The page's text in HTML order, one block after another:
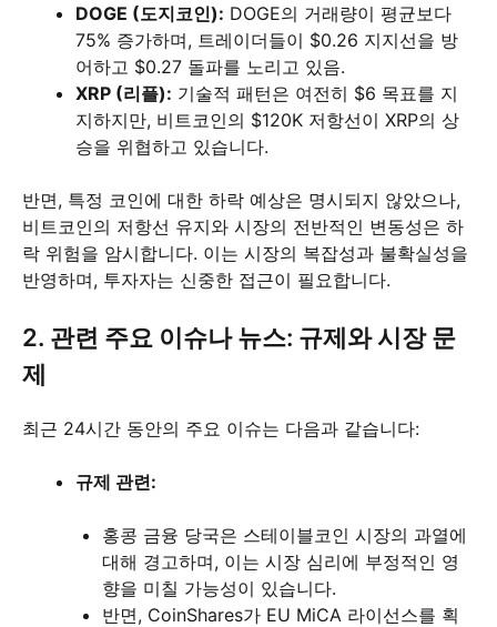
DOGE (도지코인): DOGE의 거래량이 평균보다
75% 증가하며, 트레이더들이 $0.26 지지선을 방
어하고 $0.27 돌파를 노리고 있음.
XRP (리플): 기술적 패턴은 여전히 $6 목표를 지
지하지만, 비트코인의 $120K 저항선이 XRP의 상
승을 위협하고 있습니다.
반면, 특정 코인에 대한 하락 예상은 명시되지 않았으나,
비트코인의 저항선 유지와 시장의 전반적인 변동성은 하
락 위험을 암시합니다. 이는 시장의 복잡성과 불확실성을
반영하며, 투자자는 신중한 접근이 필요합니다.
2. 관련 주요 이슈나 뉴스: 규제와 시장 문
제
최근 24시간 동안의 주요 이슈는 다음과 같습니다:
규제 관련:
홍콩 금융 당국은 스테이블코인 시장의 과열에
대해 경고하며, 이는 시장 심리에 부정적인 영
향을 미칠 가능성이 있습니다.
반면, CoinShares가 EU MiCA 라이선스를 획